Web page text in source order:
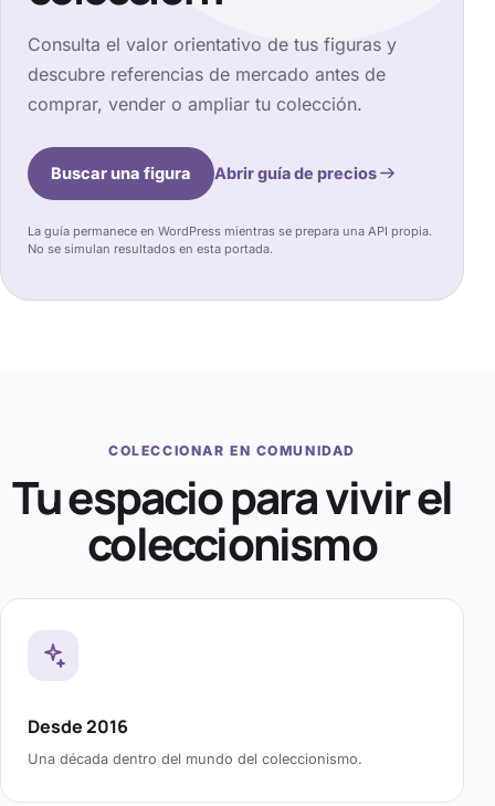
Consulta el valor orientativo de tus figuras y
descubre referencias de mercado antes de
comprar, vender o ampliar tu colección.
Buscar una figura Abrir guía de precios
La guía permanece en WordPress mientras se prepara una API propia.
No se simulan resultados en esta portada.
COLECCIONAR EN COMUNIDAD
Tu espacio para vivir el
coleccionismo
Desde 2016
Una década dentro del mundo del coleccionismo.